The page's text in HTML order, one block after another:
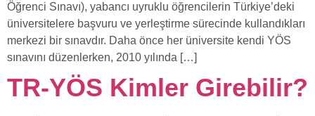
Öğrenci Sınavı), yabancı uyruklu öğrencilerin Türkiye’deki
üniversitelere başvuru ve yerleştirme sürecinde kullandıkları
merkezi bir sınavdır. Daha önce her üniversite kendi YÖS
sınavını düzenlerken, 2010 yılında […]
TR-YÖS Kimler Girebilir?